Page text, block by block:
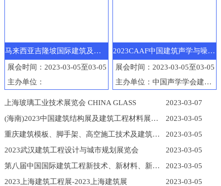
马来西亚吉隆坡国际建筑及工程机械展览会
展会时间：2023-03-05至03-05
主办单位：
2023CAAF中国建筑声学与噪声控制产业博览会
展会时间：2023-03-05至03-05
主办单位：中国声学学会建筑声学分会
上海玻璃工业技术展览会 CHINA GLASS
2023-03-07
(海南)2023中国建筑结构展及建筑工程材料展览会
2023-03-05
重庆建筑模板、脚手架、高空施工技术及建筑工程机械展
2023-03-05
2023武汉建筑工程设计与城市规划展览会
2023-03-05
第八届中国国际建筑工程新技术、新材料、新工艺及新装备博览会
2023-03-05
2023上海建筑工程展-2023上海建筑展
2023-03-05